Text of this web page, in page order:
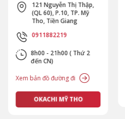
121 Nguyễn Thị Thập,
(QL 60), P.10, TP. Mỹ
Tho, Tiền Giang
0911882219
8h00 - 21h00 ( Thứ 2
đến CN)
Xem bản đồ đường đi
OKACHI MỸ THO